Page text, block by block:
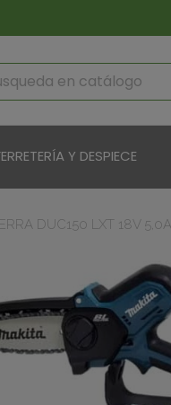
Y DESPIECE
DUC150 LXT 18V